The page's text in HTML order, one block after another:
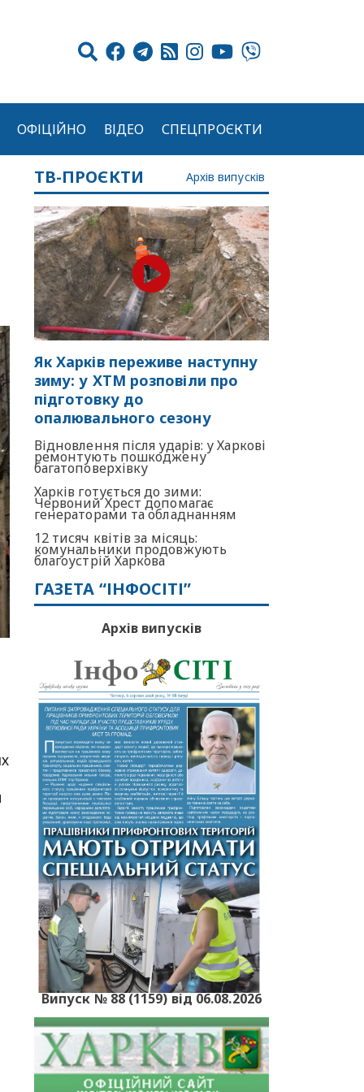
ОФІЦІЙНО ВІДЕО СПЕЦПРОЄКТИ
ТВ-ПРОЄКТИ Архів випусків
Як Харків переживе наступну
зиму: у ХТМ розповіли про
підготовку до
опалювального сезону
Відновлення після ударів: у Харкові
ремонтують пошкоджену
багатоповерхівку
Харків готується до зими:
Червоний Хрест допомагає
генераторами та обладнанням
12 тисяч квітів за місяць:
комунальники продовжують
благоустрій Харкова
ГАЗЕТА “ІНФОСІТІ”
Архів випусків
Випуск № 88 (1159) від 06.08.2026